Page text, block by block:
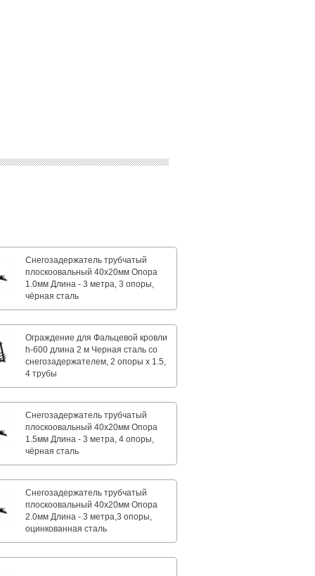
Снегозадержатель трубчатый
плоскоовальный 40х20мм Опора
1.0мм Длина - 3 метра, 3 опоры,
чёрная сталь
Ограждение для Фальцевой кровли
h-600 длина 2 м Черная сталь со
снегозадержателем, 2 опоры х 1.5,
4 трубы
Снегозадержатель трубчатый
плоскоовальный 40х20мм Опора
1.5мм Длина - 3 метра, 4 опоры,
чёрная сталь
Снегозадержатель трубчатый
плоскоовальный 40х20мм Опора
2.0мм Длина - 3 метра,3 опоры,
оцинкованная сталь